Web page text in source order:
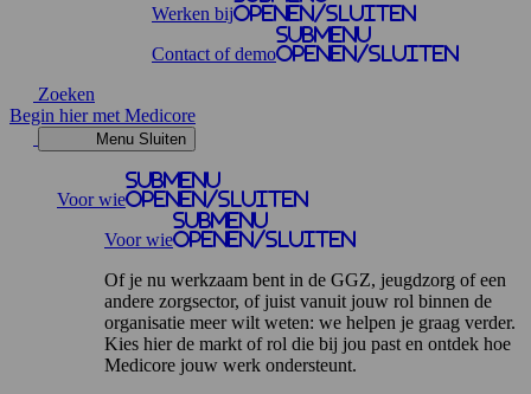
Werken bijopenen/sluiten
Contact of demo
Submenu
openen/sluiten
Zoeken
Begin hier met Medicore
Menu Sluiten
Voor wie
Submenu
openen/sluiten
Voor wie
Submenu
openen/sluiten
Of je nu werkzaam bent in de GGZ, jeugdzorg of een
andere zorgsector, of juist vanuit jouw rol binnen de
organisatie meer wilt weten: we helpen je graag verder.
Kies hier de markt of rol die bij jou past en ontdek hoe
Medicore jouw werk ondersteunt.